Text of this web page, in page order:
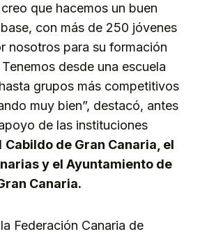
que hacemos un buen
con más de 250 jóvenes
nosotros para su formación
desde una escuela
grupos más competitivos
muy bien”, destacó, antes
de las instituciones
Cabildo de Gran Canaria, el
y el Ayuntamiento de
Canaria.
Federación Canaria de